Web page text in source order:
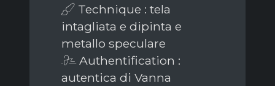
Technique : tela
intagliata e dipinta e
metallo speculare
Authentification :
autentica di Vanna